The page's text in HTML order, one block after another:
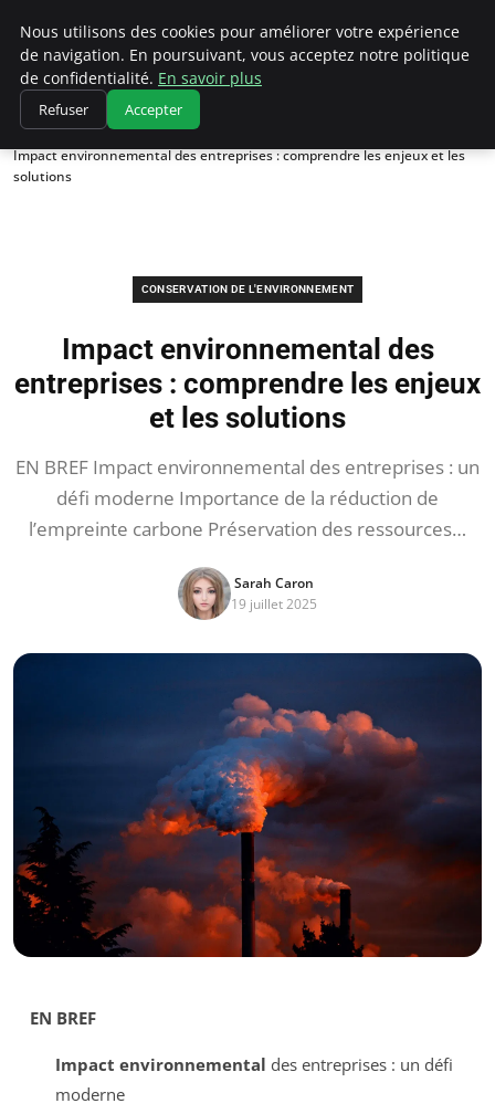
Climatedebtagents
Accueil
Conservation de l'environnement
Impact environnemental des entreprises : comprendre les enjeux et les
solutions
CONSERVATION DE L'ENVIRONNEMENT
Impact environnemental des
entreprises : comprendre les enjeux
et les solutions
EN BREF Impact environnemental des entreprises : un
défi moderne Importance de la réduction de
l’empreinte carbone Préservation des ressources…
Sarah Caron
19 juillet 2025
EN BREF
Impact environnemental des entreprises : un défi
moderne
Nous utilisons des cookies pour améliorer votre expérience
de navigation. En poursuivant, vous acceptez notre politique
de confidentialité. En savoir plus
Refuser Accepter